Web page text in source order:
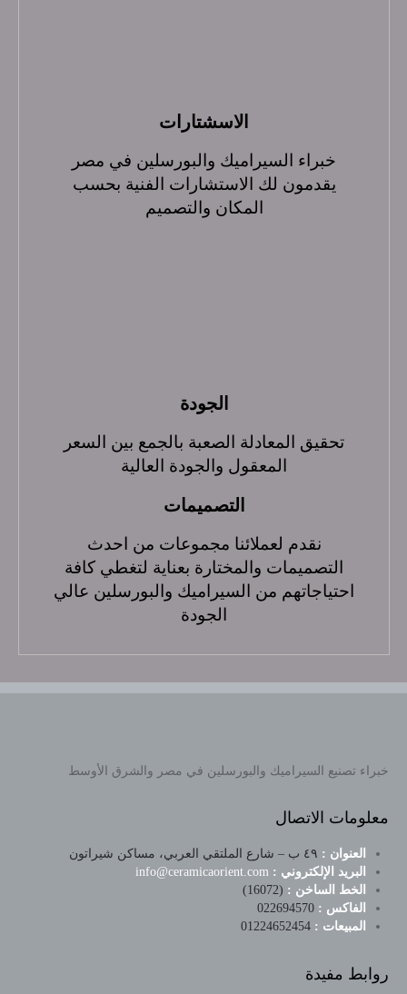
الاسشتارات
خبراء السيراميك والبورسلين في مصر
يقدمون لك الاستشارات الفنية بحسب
المكان والتصميم
الجودة
تحقيق المعادلة الصعبة بالجمع بين السعر
المعقول والجودة العالية
التصميمات
نقدم لعملائنا مجموعات من احدث
التصميمات والمختارة بعناية لتغطي كافة
احتياجاتهم من السيراميك والبورسلين عالي
الجودة
خبراء تصنيع السيراميك والبورسلين في مصر والشرق الأوسط
معلومات الاتصال
العنوان : ٤٩ ب – شارع الملتقي العربي، مساكن شيراتون
البريد الإلكتروني :
الخط الساخن : (16072)
الفاكس :
المبيعات :
روابط مفيدة